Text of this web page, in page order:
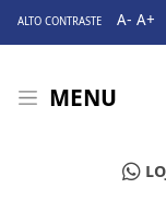
ALTO CONTRASTE A- A+
MENU